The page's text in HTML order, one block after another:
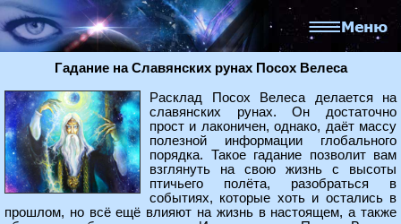
Гадание на Славянских рунах Посох Велеса
Расклад Посох Велеса делается на
славянских рунах. Он достаточно
прост и лаконичен, однако, даёт массу
полезной информации глобального
порядка. Такое гадание позволит вам
взглянуть на свою жизнь с высоты
птичьего полёта, разобраться в
событиях, которые хоть и остались в
прошлом, но всё ещё влияют на жизнь в настоящем, а также